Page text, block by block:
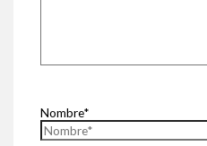
Nombre*